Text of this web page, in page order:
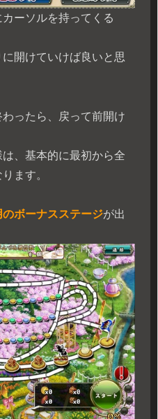
ーソルを持ってくる
開けていけば良いと思
ったら、戻って前開け
、基本的に最初から全
ます。
のボーナスステージが出